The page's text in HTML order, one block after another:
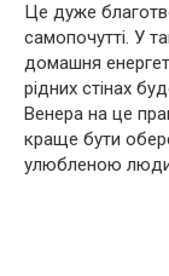
Це дуже
самопочутті. У
домашня
рідних стінах
Венера на це
краще бути
улюбленою